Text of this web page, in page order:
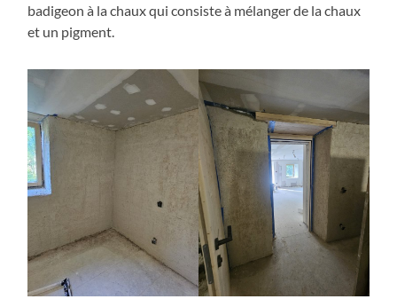
badigeon à la chaux qui consiste à mélanger de la chaux
et un pigment.